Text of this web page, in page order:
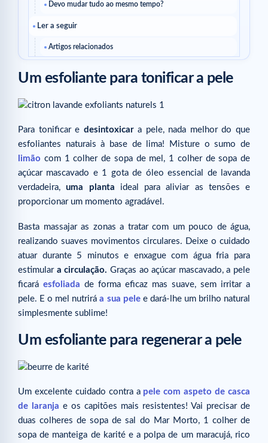
Devo mudar tudo ao mesmo tempo?
Ler a seguir
Artigos relacionados
Um esfoliante para tonificar a pele
Para tonificar e desintoxicara pele, nada melhor do que
esfoliantes naturais à base de lima! Misture o sumo de
limão com 1 colher de sopa de mel, 1 colher de sopa de
açúcar mascavado e 1 gota de óleo essencial de lavanda
verdadeira,uma planta ideal para aliviar as tensões e
proporcionar um momento agradável.
Basta massajar as zonas a tratar com um pouco de água,
realizando suaves movimentos circulares. Deixe o cuidado
atuar durante 5 minutos e enxague com água fria para
estimular a circulação. Graças ao açúcar mascavado, a pele
ficará esfoliada de forma eficaz mas suave, sem irritar a
pele. E o mel nutriráa sua pele e dará-lhe um brilho natural
simplesmente sublime!
Um esfoliante para regenerar a pele
Um excelente cuidado contra a pele com aspeto de casca
de laranja e os capitões mais resistentes! Vai precisar de
duas colheres de sopa de sal do Mar Morto, 1 colher de
sopa de manteiga de karité e a polpa de um maracujá, rico